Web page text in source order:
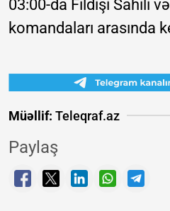
03:00-da Fildişi Sahili
komandaları arasında
Müəllif: Teleqraf.az
Paylaş